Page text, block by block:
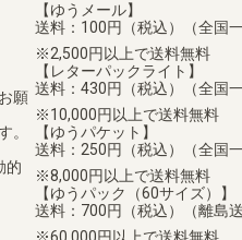
願
。
的
【ゆうメール】
送料：100円（税込）（全国一
2,500円以上で送料無料
【レターパックライト】
送料：430円（税込）（全国一
10,000円以上で送料無料
【ゆうパケット】
送料：250円（税込）（全国一
8,000円以上で送料無料
【ゆうパック（60サイズ）】
送料：700円（税込）（離島